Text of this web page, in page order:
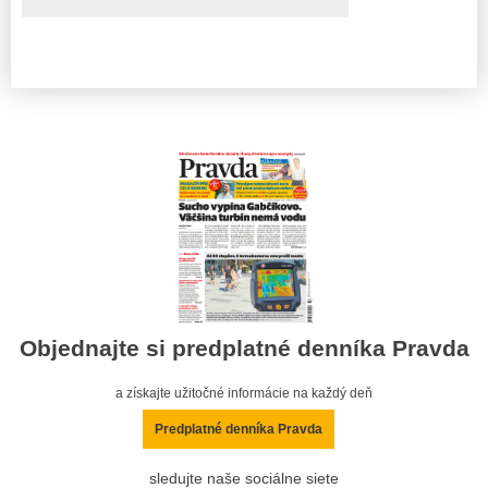
Objednajte si predplatné denníka Pravda
a získajte užitočné informácie na každý deň
Predplatné denníka Pravda
sledujte naše sociálne siete